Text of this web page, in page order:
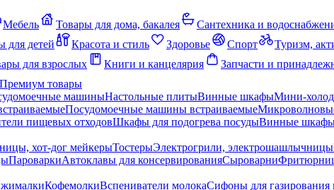
Мебель Товары для дома, бакалея Сантехника и
для детей Красота и стиль Здоровье Спорт Туризм,
для взрослых Книги и канцелярия Запчасти и
Премиум товары
машиныНастольные плитыВинные шкафыМини-
Посудомоечные машины встраиваемые
пищевых отходовШкафы для подогрева посудыВинные шкафы
хот-дог мейкерыТостерыЭлектрогрили, электрошашлычницы
ПароваркиАвтоклавы для консервированияСыроварни
КофемолкиВспениватели молокаСифоны для газирования